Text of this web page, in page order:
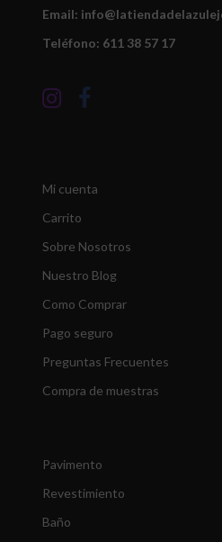
Email:
Teléfono: 611 38 57 17
Mi cuenta
Carrito
Sobre Nosotros
Nuestro Blog
Como Comprar
Pago seguro
Preguntas Frecuentes
Compra de muestras
Pavimento
Revestimiento
Baño